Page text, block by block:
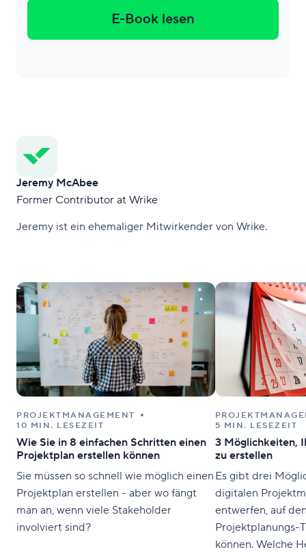
E-Book lesen
Jeremy McAbee
Former Contributor at Wrike
Jeremy ist ein ehemaliger Mitwirkender von Wrike.
PROJEKTMANAGEMENT
10 MIN. LESEZEIT
Wie Sie in 8 einfachen Schritten einen
Projektplan erstellen können
Sie müssen so schnell wie möglich einen
Projektplan erstellen - aber wo fängt
man an, wenn viele Stakeholder
involviert sind?
5 MIN. LESEZEIT
3 Möglichkeiten,
zu erstellen
Es gibt drei
digitalen
entwerfen, auf
Projektplanungs-
können. Welche